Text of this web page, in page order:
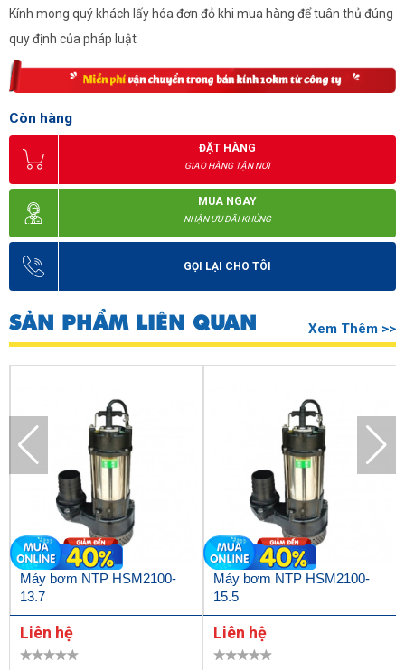
Kính mong quý khách lấy hóa đơn đỏ khi mua hàng để tuân thủ đúng
quy định của pháp luật
Còn hàng
ĐẶT HÀNG
GIAO HÀNG TẬN NƠI
MUA NGAY
NHẬN ƯU ĐÃI KHỦNG
GỌI LẠI CHO TÔI
SẢN PHẨM LIÊN QUAN Xem Thêm >>
Máy bơm NTP HSM2100-
13.7
Liên hệ
Máy bơm NTP HSM2100-
15.5
Liên hệ